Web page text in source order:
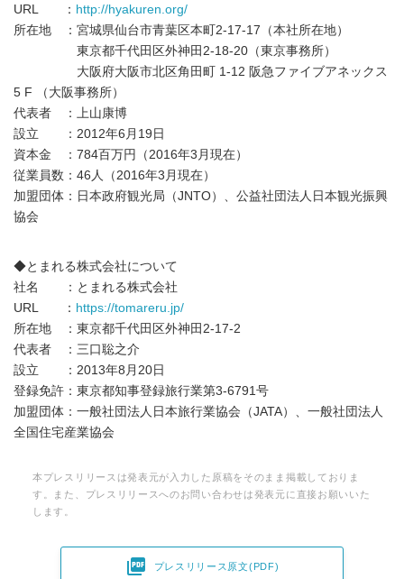
URL ： http://hyakuren.org/
所在地 ：宮城県仙台市青葉区本町2-17-17（本社所在地）
東京都千代田区外神田2-18-20（東京事務所）
大阪府大阪市北区角田町 1-12 阪急ファイブアネックス
5 F （大阪事務所）
代表者 ：上山康博
設立 ：2012年6月19日
資本金 ：784百万円（2016年3月現在）
従業員数：46人（2016年3月現在）
加盟団体：日本政府観光局（JNTO）、公益社団法人日本観光振興
協会
◆とまれる株式会社について
社名 ：とまれる株式会社
URL ： https://tomareru.jp/
所在地 ：東京都千代田区外神田2-17-2
代表者 ：三口聡之介
設立 ：2013年8月20日
登録免許：東京都知事登録旅行業第3-6791号
加盟団体：一般社団法人日本旅行業協会（JATA）、一般社団法人
全国住宅産業協会
本プレスリリースは発表元が入力した原稿をそのまま掲載しておりま
す。また、プレスリリースへのお問い合わせは発表元に直接お願いいた
します。
 プレスリリース原文(PDF)